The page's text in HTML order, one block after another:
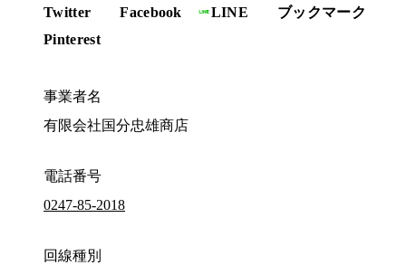
Twitter Facebook LINE
ブックマーク
Pinterest
事業者名
有限会社国分忠雄商店
電話番号
0247-85-2018
回線種別